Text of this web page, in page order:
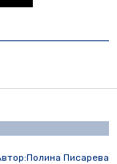
Полина Писарева